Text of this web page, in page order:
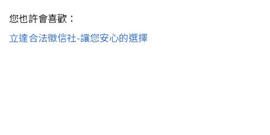
您也許會喜歡：
立達合法徵信社-讓您安心的選擇